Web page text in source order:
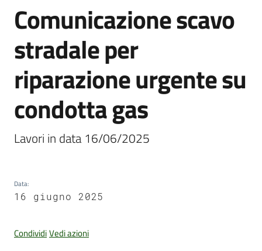
Novità
Menu selezionato
Servizi
Vivere
Galliera
argomenti...
Salta al contenuto
Comunicazione scavo
stradale per
riparazione urgente su
condotta gas
Lavori in data 16/06/2025
Data:
16 giugno 2025
CondividiVedi azioni